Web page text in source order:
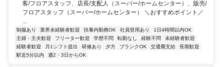
客/フロアスタッフ、店長/支配人（スーパー/ホームセンター）、販売/
フロアスタッフ（スーパー/ホームセンター） ＼おすすめポイント／
...
制服あり 業界未経験者歓迎 扶養内勤務OK 社員登用あり
1日4時間以内OK
主婦・主夫歓迎
フリーター歓迎 学歴不問 転勤なし 経験不問
未経験者歓迎
経験者歓迎
月1シフト提出 研修あり 夕方 ブランクOK 交通費支給
長期歓迎
駅近5分以内
週2・3日からOK